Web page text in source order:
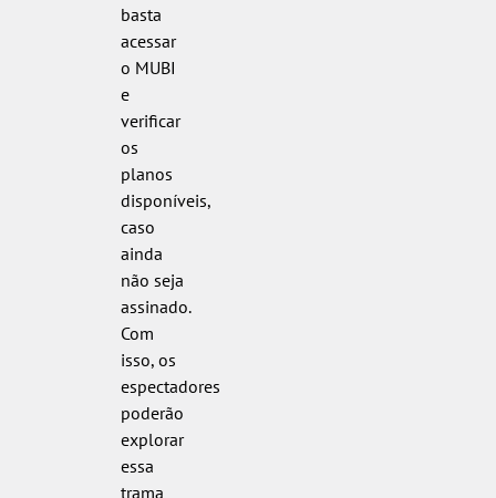
basta
acessar
o MUBI
e
verificar
os
planos
disponíveis,
caso
ainda
não seja
assinado.
Com
isso, os
espectadores
poderão
explorar
essa
trama